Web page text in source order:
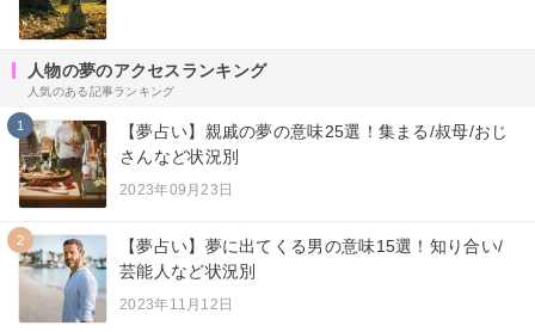
人物の夢のアクセスランキング
人気のある記事ランキング
1
【夢占い】親戚の夢の意味25選！集まる/叔母/おじ
さんなど状況別
2023年09月23日
2
【夢占い】夢に出てくる男の意味15選！知り合い/
芸能人など状況別
2023年11月12日